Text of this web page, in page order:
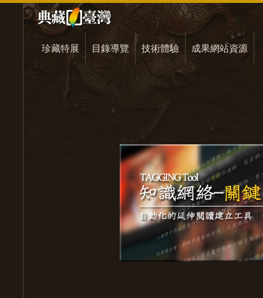
珍藏特展 目錄導覽 技術體驗 成果網站資源